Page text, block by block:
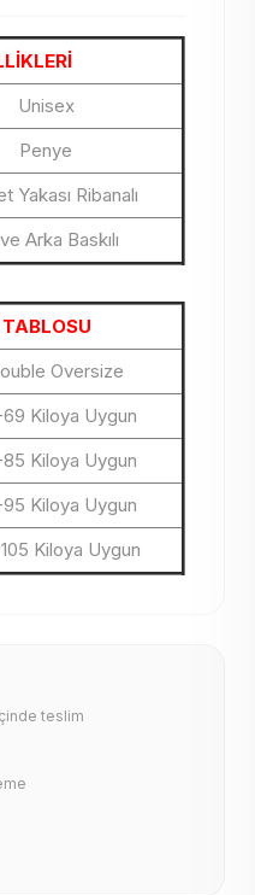
Unisex
Penye
Yakası Ribanalı
Arka Baskılı
TABLOSU
Oversize
Kiloya Uygun
Kiloya Uygun
Kiloya Uygun
Kiloya Uygun
teslim